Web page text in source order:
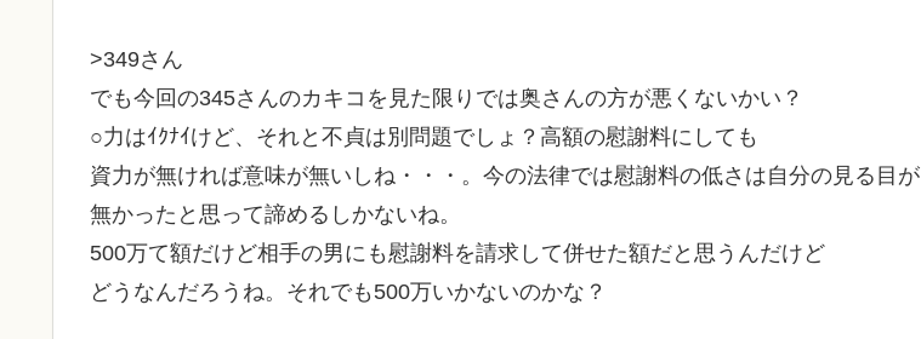
>349さん
でも今回の345さんのカキコを見た限りでは奥さんの方が悪くないかい？
○力はｲｸﾅｲけど、それと不貞は別問題でしょ？高額の慰謝料にしても
資力が無ければ意味が無いしね・・・。今の法律では慰謝料の低さは自分の見る目が
無かったと思って諦めるしかないね。
500万て額だけど相手の男にも慰謝料を請求して併せた額だと思うんだけど
どうなんだろうね。それでも500万いかないのかな？